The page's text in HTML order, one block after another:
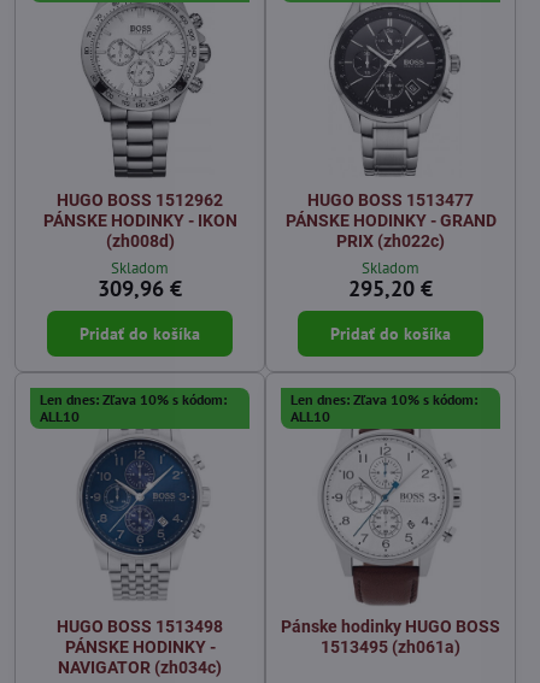
HUGO BOSS 1512962
PÁNSKE HODINKY - IKON
(zh008d)
Skladom
309,96 €
Pridať do košíka
HUGO BOSS 1513477
PÁNSKE HODINKY - GRAND
PRIX (zh022c)
Skladom
295,20 €
Pridať do košíka
Len dnes: Zľava 10% s kódom:
ALL10
HUGO BOSS 1513498
PÁNSKE HODINKY -
NAVIGATOR (zh034c)
Len dnes: Zľava 10% s kódom:
ALL10
Pánske hodinky HUGO BOSS
1513495 (zh061a)